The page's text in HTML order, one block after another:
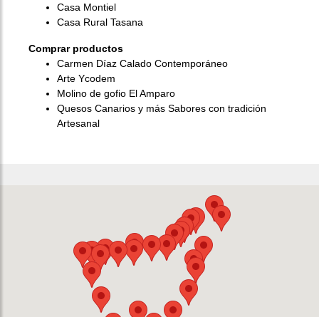
Casa Montiel
Casa Rural Tasana
Comprar productos
Carmen Díaz Calado Contemporáneo
Arte Ycodem
Molino de gofio El Amparo
Quesos Canarios y más Sabores con tradición
Artesanal